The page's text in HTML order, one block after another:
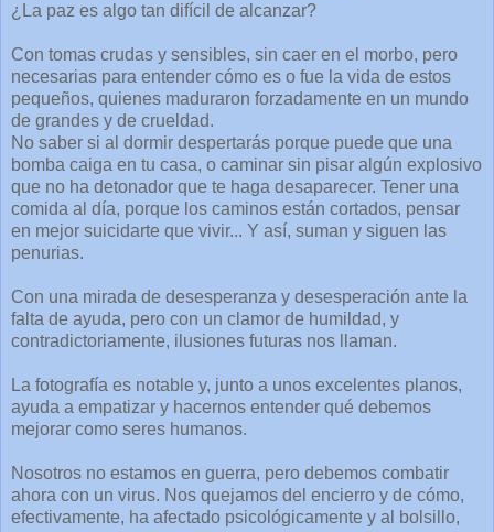
¿La paz es algo tan difícil de alcanzar?
Con tomas crudas y sensibles, sin caer en el morbo, pero
necesarias para entender cómo es o fue la vida de estos
pequeños, quienes maduraron forzadamente en un mundo
de grandes y de crueldad.
No saber si al dormir despertarás porque puede que una
bomba caiga en tu casa, o caminar sin pisar algún explosivo
que no ha detonador que te haga desaparecer. Tener una
comida al día, porque los caminos están cortados, pensar
en mejor suicidarte que vivir... Y así, suman y siguen las
penurias.
Con una mirada de desesperanza y desesperación ante la
falta de ayuda, pero con un clamor de humildad, y
contradictoriamente, ilusiones futuras nos llaman.
La fotografía es notable y, junto a unos excelentes planos,
ayuda a empatizar y hacernos entender qué debemos
mejorar como seres humanos.
Nosotros no estamos en guerra, pero debemos combatir
ahora con un virus. Nos quejamos del encierro y de cómo,
efectivamente, ha afectado psicológicamente y al bolsillo,